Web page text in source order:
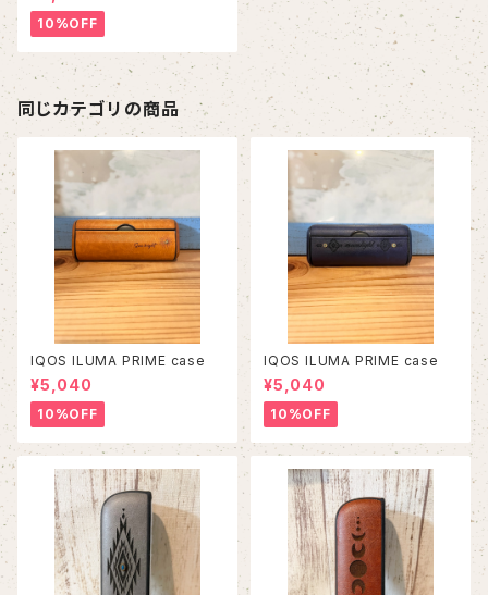
10%OFF
同じカテゴリの商品
IQOS ILUMA PRIME case
¥5,040
10%OFF
IQOS ILUMA PRIME case
¥5,040
10%OFF